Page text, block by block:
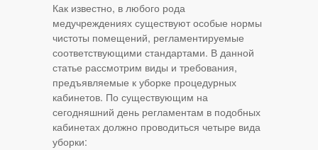
Как известно, в любого рода
медучреждениях существуют особые нормы
чистоты помещений, регламентируемые
соответствующими стандартами. В данной
статье рассмотрим виды и требования,
предъявляемые к уборке процедурных
кабинетов. По существующим на
сегодняшний день регламентам в подобных
кабинетах должно проводиться четыре вида
уборки: